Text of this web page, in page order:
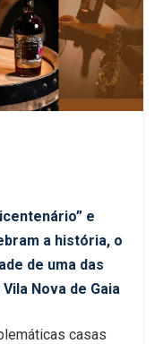
e
a história, o
de uma das
Nova de Gaia
casas